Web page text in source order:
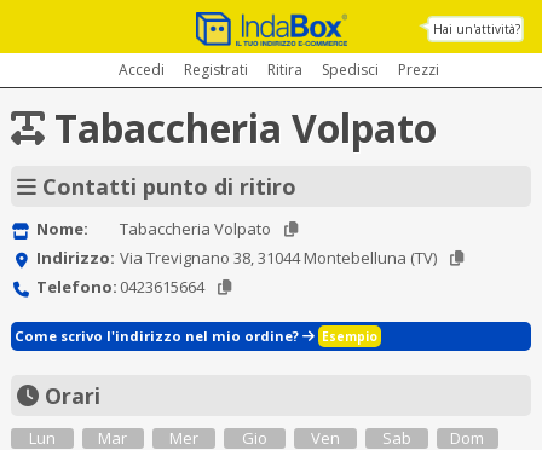
Hai un'attività?
Accedi Registrati Ritira Spedisci Prezzi
Tabaccheria Volpato
Contatti punto di ritiro
Nome:
Tabaccheria Volpato
Indirizzo: Via Trevignano 38, 31044 Montebelluna (TV)
Telefono: 0423615664
Come scrivo l'indirizzo nel mio ordine? Esempio
Orari
Lun
Mar
Mer
Gio
Ven
Sab
Dom